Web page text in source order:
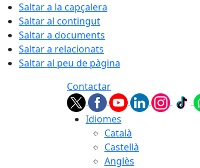
Saltar a la capçalera
Saltar al contingut
Saltar a documents
Saltar a relacionats
Saltar al peu de pàgina
Contactar
Idiomes
Català
Castellà
Anglès